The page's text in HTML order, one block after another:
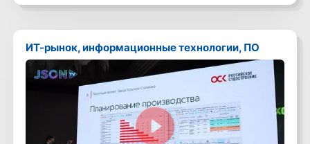
ИТ-рынок, информационные технологии, ПО